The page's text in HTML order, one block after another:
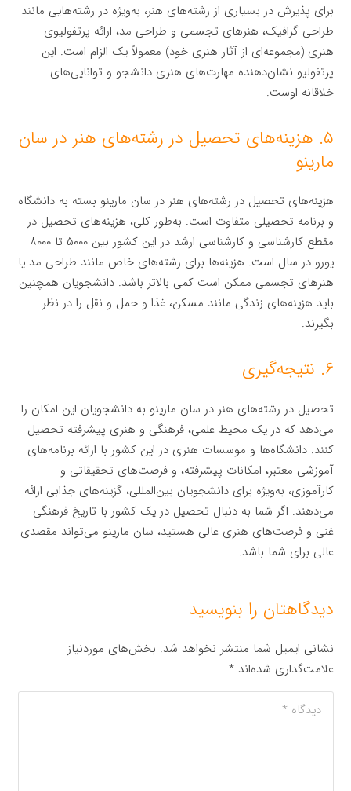
برای پذیرش در بسیاری از رشته‌های هنر، به‌ویژه در رشته‌هایی مانند
طراحی گرافیک، هنرهای تجسمی و طراحی مد، ارائه پرتفولیوی
هنری (مجموعه‌ای از آثار هنری خود) معمولاً یک الزام است. این
پرتفولیو نشان‌دهنده مهارت‌های هنری دانشجو و توانایی‌های
خلاقانه اوست.
۵. هزینه‌های تحصیل در رشته‌های هنر در سان
مارینو
هزینه‌های تحصیل در رشته‌های هنر در سان مارینو بسته به دانشگاه
و برنامه تحصیلی متفاوت است. به‌طور کلی، هزینه‌های تحصیل در
مقطع کارشناسی و کارشناسی ارشد در این کشور بین ۵۰۰۰ تا ۸۰۰۰
یورو در سال است. هزینه‌ها برای رشته‌های خاص مانند طراحی مد یا
هنرهای تجسمی ممکن است کمی بالاتر باشد. دانشجویان همچنین
باید هزینه‌های زندگی مانند مسکن، غذا و حمل و نقل را در نظر
بگیرند.
۶. نتیجه‌گیری
تحصیل در رشته‌های هنر در سان مارینو به دانشجویان این امکان را
می‌دهد که در یک محیط علمی، فرهنگی و هنری پیشرفته تحصیل
کنند. دانشگاه‌ها و موسسات هنری در این کشور با ارائه برنامه‌های
آموزشی معتبر، امکانات پیشرفته، و فرصت‌های تحقیقاتی و
کارآموزی، به‌ویژه برای دانشجویان بین‌المللی، گزینه‌های جذابی ارائه
می‌دهند. اگر شما به دنبال تحصیل در یک کشور با تاریخ فرهنگی
غنی و فرصت‌های هنری عالی هستید، سان مارینو می‌تواند مقصدی
عالی برای شما باشد.
دیدگاهتان را بنویسید
نشانی ایمیل شما منتشر نخواهد شد. بخش‌های موردنیاز
علامت‌گذاری شده‌اند*